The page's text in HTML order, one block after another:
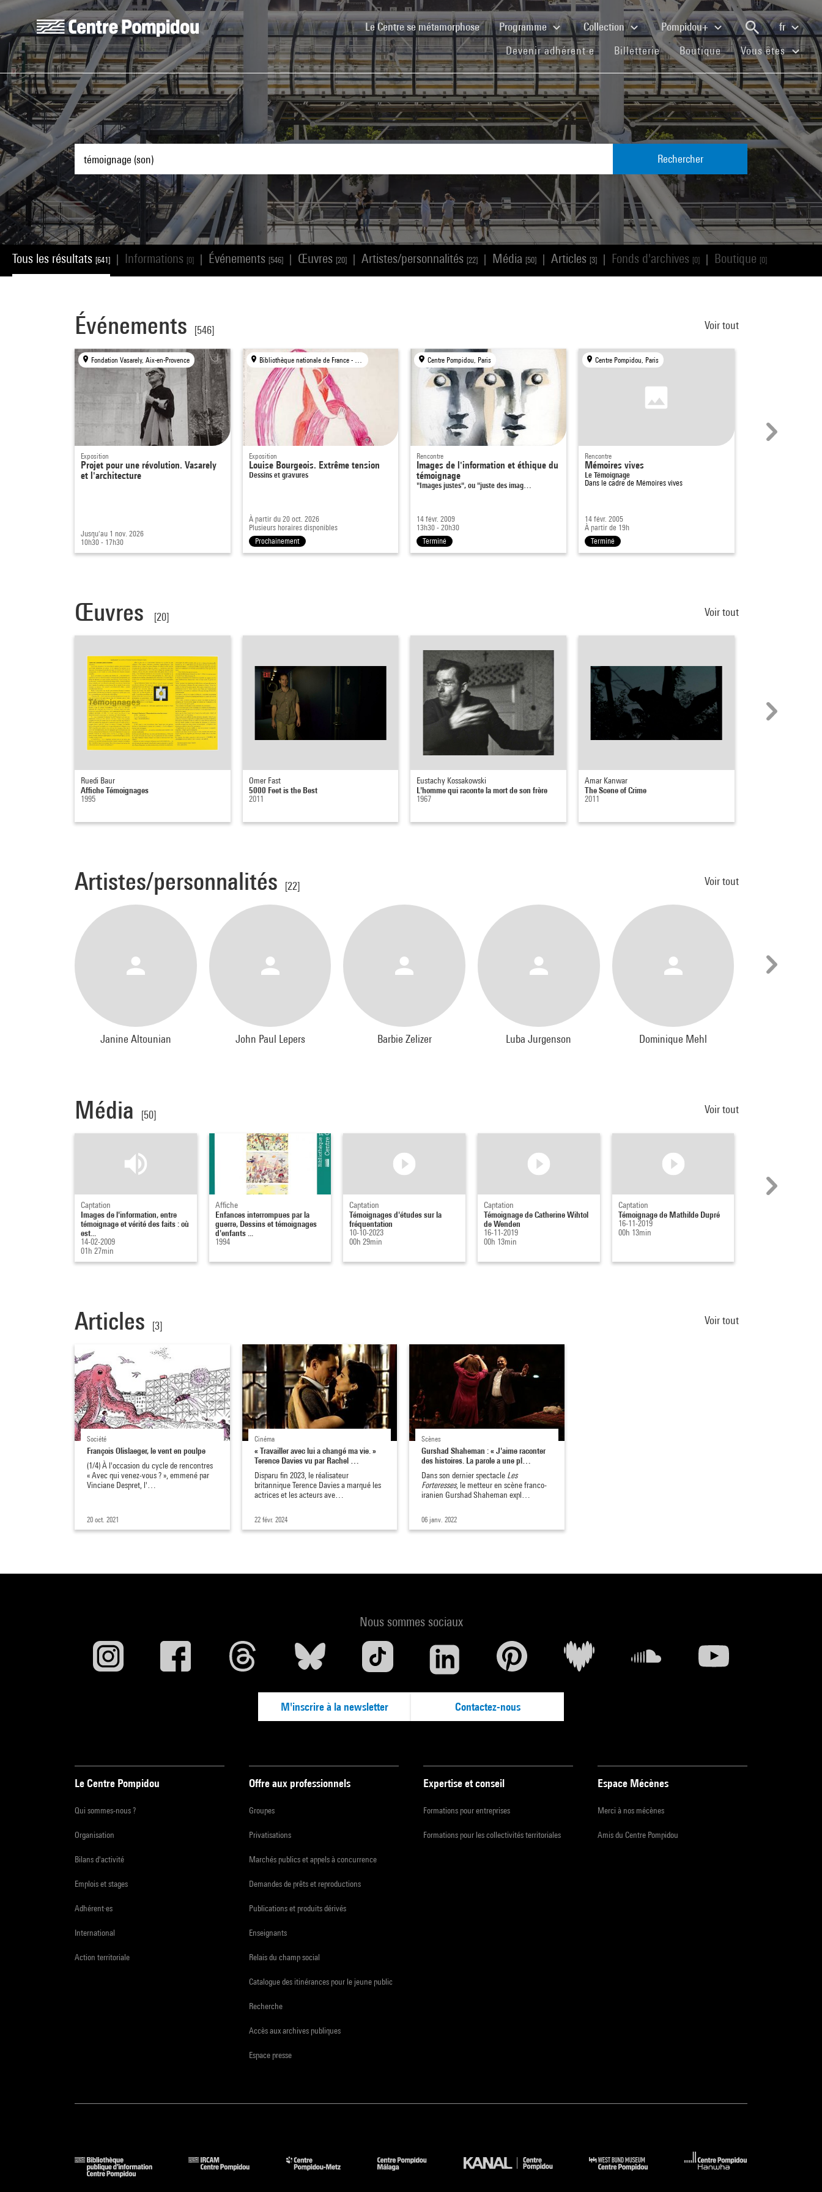
Aller au contenu principal
Centre Pompidou
Le Centre se métamorphose(current)Programme Collection Pompidou+
fr
Devenir adhérent·e(current)Billetterie(current)Boutique(current)Vous êtes
Rechercher
Tous les résultats [641] Informations [0] Événements [546] Œuvres [20] Artistes/personnalités [22] Média [50] Articles [3] Fonds d'archives [0] Boutique [0]
Événements [546] Voir tout
Fondation Vasarely, Aix-en-Provence
Exposition
Projet pour une révolution. Vasarely
et l'architecture
Jusqu'au 1 nov. 2026
10h30 - 17h30
Bibliothèque nationale de France - Site Richelieu, Paris
Exposition
Louise Bourgeois. Extrême tension
Dessins et gravures
À partir du 20 oct. 2026
Plusieurs horaires disponibles
Prochainement
Centre Pompidou, Paris
Rencontre
Images de l'information et éthique du
témoignage
"Images justes", ou "juste des imag…
14 févr. 2009
13h30 - 20h30
Terminé
Centre Pompidou, Paris
Rencontre
Mémoires vives
Le Témoignage
Dans le cadre de Mémoires vives
14 févr. 2005
À partir de 19h
Terminé
Œuvres [20] Voir tout
Ruedi Baur
Affiche Témoignages
1995
Omer Fast
5000 Feet is the Best
2011
Eustachy Kossakowski
L'homme qui raconte la mort de son frère
1967
Amar Kanwar
The Scene of Crime
2011
Artistes/personnalités [22] Voir tout
Janine Altounian John Paul Lepers Barbie Zelizer Luba Jurgenson Dominique Mehl
Média [50] Voir tout
Captation
Images de l'information, entre
témoignage et vérité des faits : où
est...
14-02-2009
01h 27min
Affiche
Enfances interrompues par la
guerre, Dessins et témoignages
d'enfants ...
1994
Captation
Témoignages d'études sur la
fréquentation
10-10-2023
00h 29min
Captation
Témoignage de Catherine Wihtol
de Wenden
16-11-2019
00h 13min
Captation
Témoignage de Mathilde Dupré
16-11-2019
00h 13min
Articles [3] Voir tout
Société
François Olislaeger, le vent en poulpe
(1/4) À l'occasion du cycle de rencontres
« Avec qui venez-vous ? », emmené par
Vinciane Despret, l'…
20 oct. 2021
Cinéma
« Travailler avec lui a changé ma vie. »
Terence Davies vu par Rachel …
Disparu fin 2023, le réalisateur
britannique Terence Davies a marqué les
actrices et les acteurs ave…
22 févr. 2024
Scènes
Gurshad Shaheman : « J'aime raconter
des histoires. La parole a une pl…
Dans son dernier spectacle Les
Forteresses, le metteur en scène franco-
iranien Gurshad Shaheman expl…
06 janv. 2022
Nous sommes sociaux
M'inscrire à la newsletter Contactez-nous
Le Centre Pompidou
Qui sommes-nous ?
Organisation
Bilans d'activité
Emplois et stages
Adhérent·es
International
Action territoriale
Offre aux professionnels
Groupes
Privatisations
Marchés publics et appels à concurrence
Demandes de prêts et reproductions
Publications et produits dérivés
Enseignants
Relais du champ social
Catalogue des itinérances pour le jeune public
Recherche
Accès aux archives publiques
Espace presse
Expertise et conseil
Formations pour entreprises
Formations pour les collectivités territoriales
Espace Mécènes
Merci à nos mécènes
Amis du Centre Pompidou